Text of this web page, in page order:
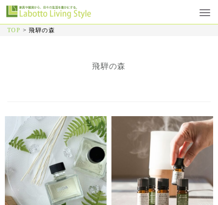
TOP >飛騨の森
飛騨の森